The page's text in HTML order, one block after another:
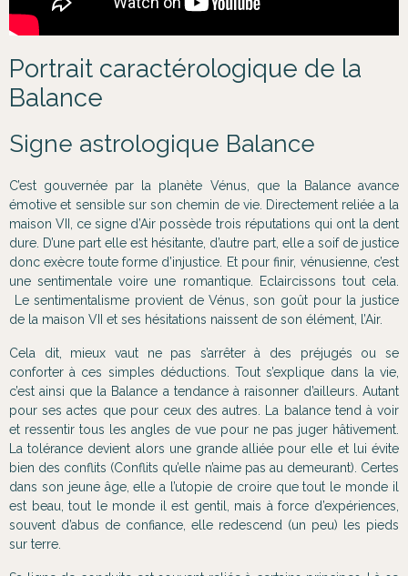
Portrait caractérologique de la
Balance
Signe astrologique Balance
C’est gouvernée par la planète Vénus, que la Balance avance
émotive et sensible sur son chemin de vie. Directement reliée a la
maison VII, ce signe d’Air possède trois réputations qui ont la dent
dure. D’une part elle est hésitante, d’autre part, elle a soif de justice
donc exècre toute forme d’injustice. Et pour finir, vénusienne, c’est
une sentimentale voire une romantique. Eclaircissons tout cela.
Le sentimentalisme provient de Vénus, son goût pour la justice
de la maison VII et ses hésitations naissent de son élément, l’Air.
Cela dit, mieux vaut ne pas s’arrêter à des préjugés ou se
conforter à ces simples déductions. Tout s’explique dans la vie,
c’est ainsi que la Balance a tendance à raisonner d’ailleurs. Autant
pour ses actes que pour ceux des autres. La balance tend à voir
et ressentir tous les angles de vue pour ne pas juger hâtivement.
La tolérance devient alors une grande alliée pour elle et lui évite
bien des conflits (Conflits qu’elle n’aime pas au demeurant). Certes
dans son jeune âge, elle a l’utopie de croire que tout le monde il
est beau, tout le monde il est gentil, mais à force d’expériences,
souvent d’abus de confiance, elle redescend (un peu) les pieds
sur terre.